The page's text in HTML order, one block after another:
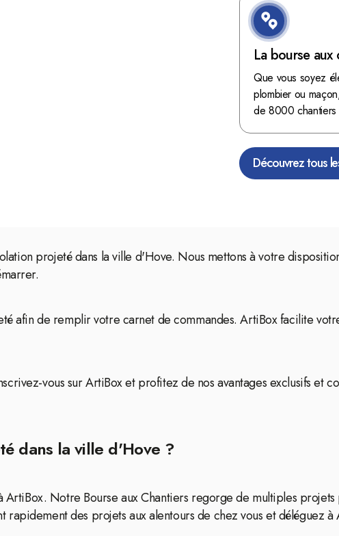
La bourse aux
d'ArtiBox
mine d'or !
Que vous soyez
plombier ou
de 8000 chantiers
Découvrez tous
projeté dans la ville d'Hove. Nous mettons à votre
afin de remplir votre carnet de commandes. ArtiBox facilite
vous sur ArtiBox et profitez de nos avantages exclusifs et
dans la ville d'Hove ?
Notre Bourse aux Chantiers regorge de multiples
des projets aux alentours de chez vous et déléguez